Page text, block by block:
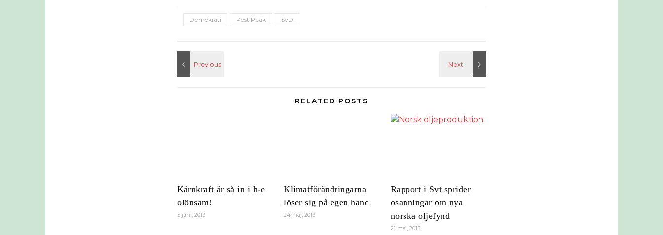
Demokrati Post Peak SvD
RELATED POSTS
Kärnkraft är så in i h-e
olönsam!
5 juni, 2013
Klimatförändringarna
löser sig på egen hand
24 maj, 2013
Rapport i Svt sprider
osanningar om nya
norska oljefynd
21 maj, 2013